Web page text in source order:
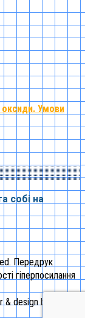
Умови
собі на
Передрук
гіперпосилання
& design by "1st"